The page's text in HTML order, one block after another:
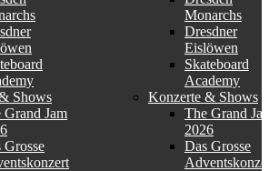
Shows
Grand Jam
Grosse
Monarchs
Dresdner
Eislöwen
Skateboard
Academy
Konzerte & Shows
The Grand
2026
Das Grosse